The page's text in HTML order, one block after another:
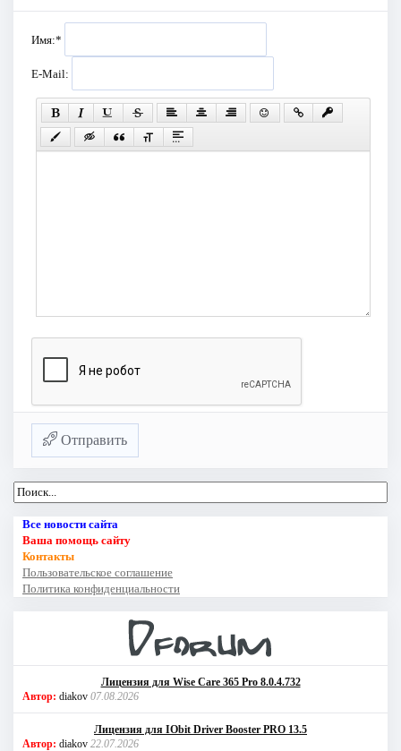
Имя:*
E-Mail:
Отправить
Все новости сайта
Ваша помощь сайту
Контакты
Пользовательское соглашение
Политика конфиденциальности
Лицензия для Wise Care 365 Pro 8.0.4.732
Автор: diakov 07.08.2026
Лицензия для IObit Driver Booster PRO 13.5
Автор: diakov 22.07.2026